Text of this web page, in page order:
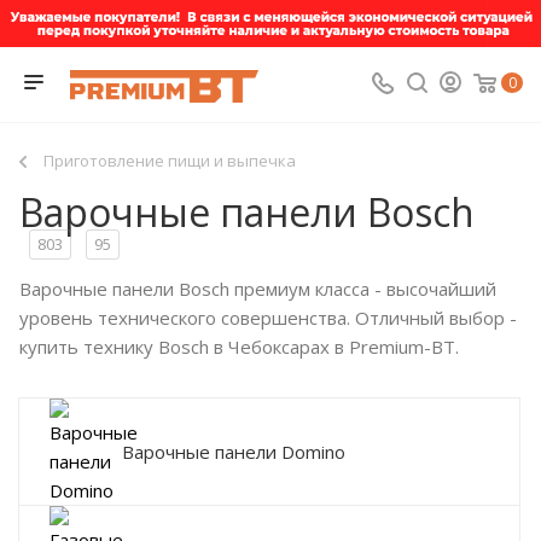
0
Приготовление пищи и выпечка
Варочные панели Bosch
803 95
Варочные панели Domino
Варочные панели Bosch премиум класса - высочайший
уровень технического совершенства. Отличный выбор -
купить технику Bosch в Чебоксарах в Premium-BT.